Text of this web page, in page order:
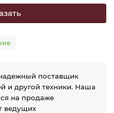
поставщик
и другой техники. Наша
на продаже
ведущих